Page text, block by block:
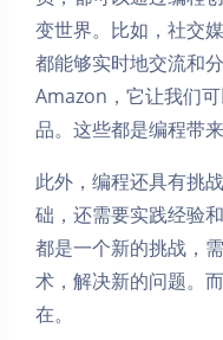
变世界。比如，社交
都能够实时地交流和
Amazon，它让我们
品。这些都是编程带来
此外，编程还具有挑
础，还需要实践经验
都是一个新的挑战，
术，解决新的问题。
在。